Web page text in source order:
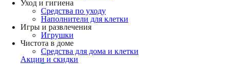
Уход и гигиена
Средства по уходу
Наполнители для клетки
Игры и развлечения
Игрушки
Чистота в доме
Средства для дома и клетки
Акции и скидки